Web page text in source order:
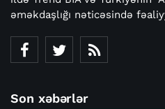
əməkdaşlığı nəticəsində
Son xəbərlər